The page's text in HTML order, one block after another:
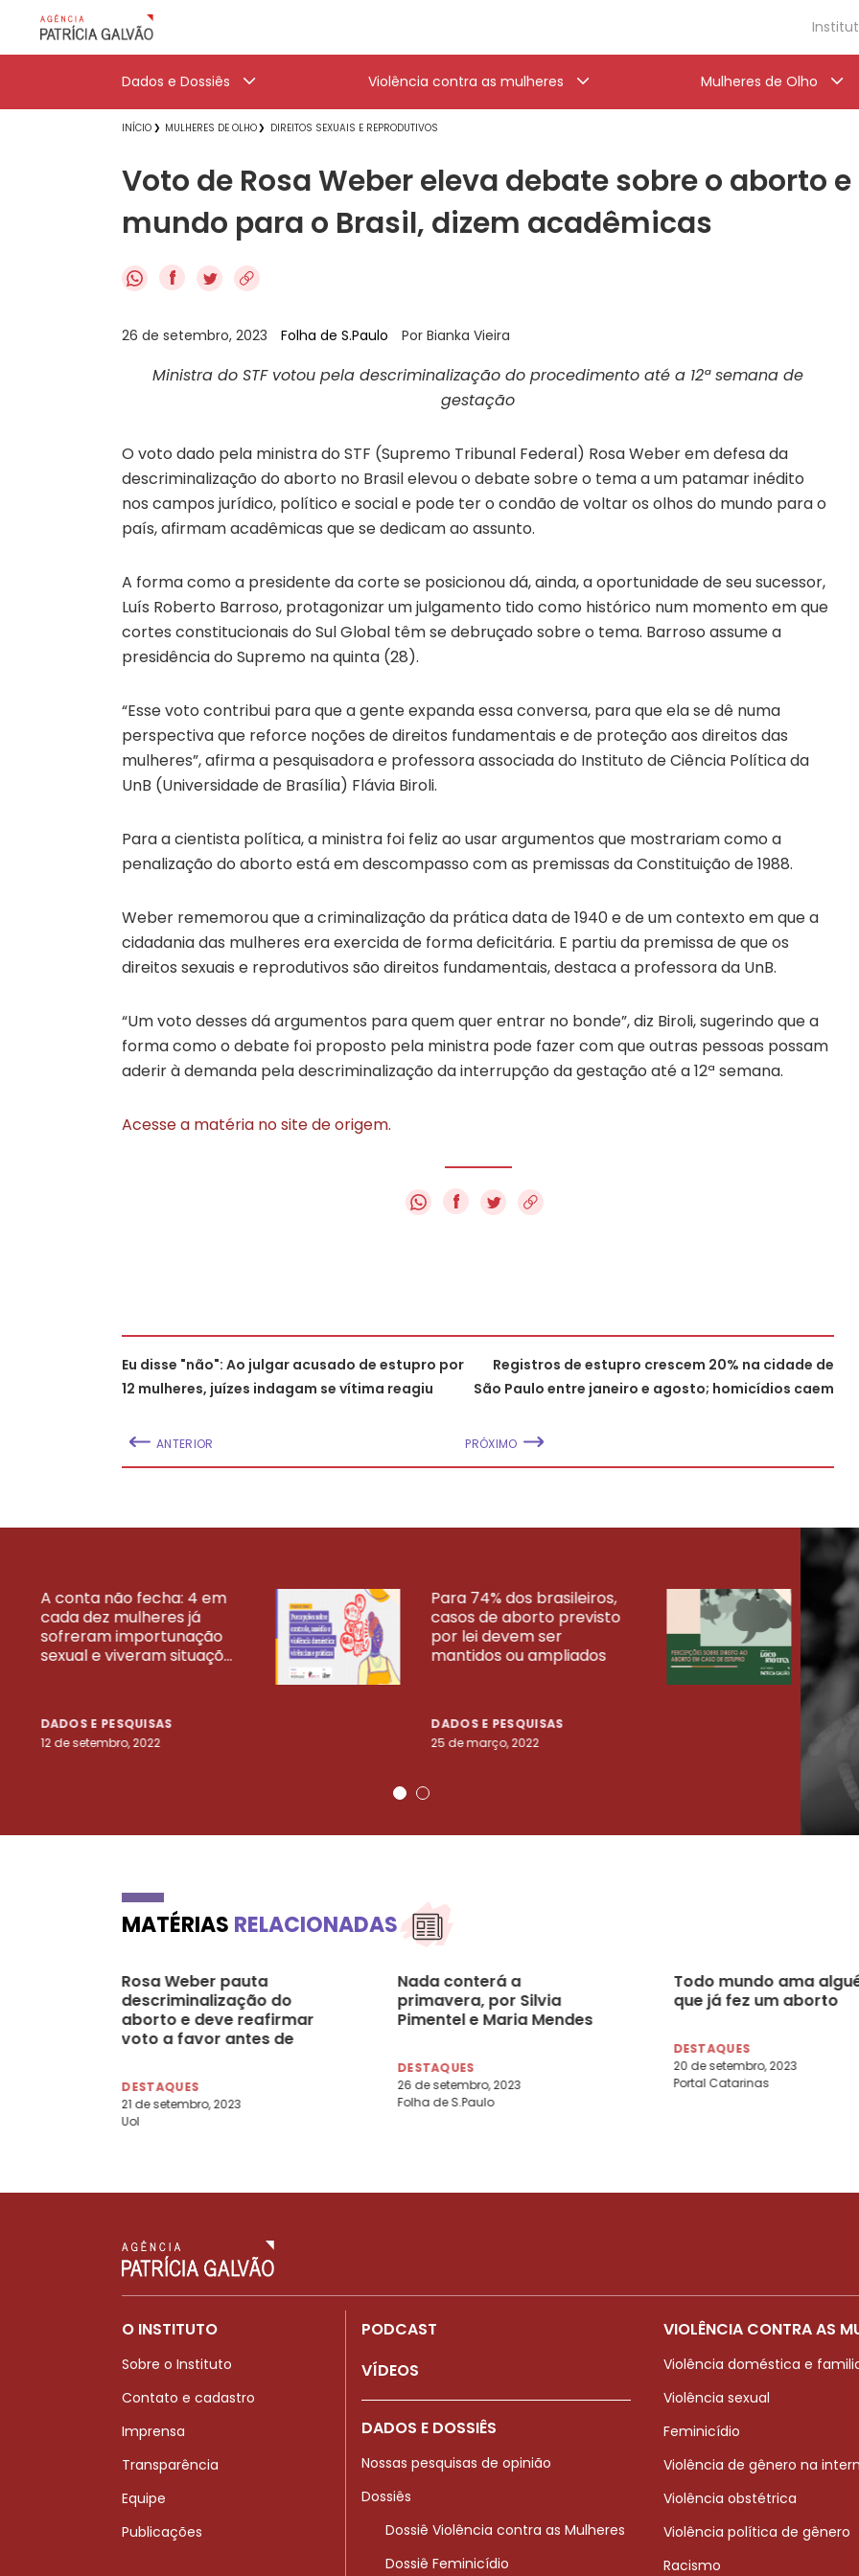
Dados e Dossiês Violência contra as mulheres Mulheres de Olho
INÍCIO MULHERES DE OLHO DIREITOS SEXUAIS E REPRODUTIVOS
Voto de Rosa Weber eleva debate sobre o aborto
mundo para o Brasil, dizem acadêmicas
f
26 de setembro, 2023 Folha de S.Paulo Por Bianka Vieira
Ministra do STF votou pela descriminalização do procedimento até a 12ª semana de
gestação
O voto dado pela ministra do STF (Supremo Tribunal Federal) Rosa Weber em defesa da
descriminalização do aborto no Brasil elevou o debate sobre o tema a um patamar inédito
nos campos jurídico, político e social e pode ter o condão de voltar os olhos do mundo para o
país, afirmam acadêmicas que se dedicam ao assunto.
A forma como a presidente da corte se posicionou dá, ainda, a oportunidade de seu sucessor,
Luís Roberto Barroso, protagonizar um julgamento tido como histórico num momento em que
cortes constitucionais do Sul Global têm se debruçado sobre o tema. Barroso assume a
presidência do Supremo na quinta (28).
“Esse voto contribui para que a gente expanda essa conversa, para que ela se dê numa
perspectiva que reforce noções de direitos fundamentais e de proteção aos direitos das
mulheres”, afirma a pesquisadora e professora associada do Instituto de Ciência Política da
UnB (Universidade de Brasília) Flávia Biroli.
Para a cientista política, a ministra foi feliz ao usar argumentos que mostrariam como a
penalização do aborto está em descompasso com as premissas da Constituição de 1988.
Weber rememorou que a criminalização da prática data de 1940 e de um contexto em que a
cidadania das mulheres era exercida de forma deficitária. E partiu da premissa de que os
direitos sexuais e reprodutivos são direitos fundamentais, destaca a professora da UnB.
“Um voto desses dá argumentos para quem quer entrar no bonde”, diz Biroli, sugerindo que a
forma como o debate foi proposto pela ministra pode fazer com que outras pessoas possam
aderir à demanda pela descriminalização da interrupção da gestação até a 12ª semana.
Acesse a matéria no site de origem.
f
Eu disse "não": Ao julgar acusado de estupro por
12 mulheres, juízes indagam se vítima reagiu
ANTERIOR
Registros de estupro crescem 20% na cidade de
São Paulo entre janeiro e agosto; homicídios caem
PRÓXIMO
A conta não fecha: 4 em
cada dez mulheres já
sofreram importunação
sexual e viveram situaçõ...
DADOS E PESQUISAS
12 de setembro, 2022
Para 74% dos brasileiros,
casos de aborto previsto
por lei devem ser
mantidos ou ampliados
DADOS E PESQUISAS
25 de março, 2022
23
VEJA MAIS PESQUISAS
MATÉRIAS RELACIONADAS
Rosa Weber pauta
descriminalização do
aborto e deve reafirmar
voto a favor antes de
DESTAQUES
21 de setembro, 2023
Uol
Nada conterá a
primavera, por ​Silvia
Pimentel e Maria Mendes
DESTAQUES
26 de setembro, 2023
Folha de S.Paulo
Todo mundo ama
que já fez um aborto
DESTAQUES
20 de setembro, 2023
Portal Catarinas
O INSTITUTO
Sobre o Instituto
Contato e cadastro
Imprensa
Transparência
Equipe
Publicações
PODCAST
VÍDEOS
DADOS E DOSSIÊS
Nossas pesquisas de opinião
Dossiês
Dossiê Violência contra as Mulheres
Dossiê Feminicídio
VIOLÊNCIA CONTRA AS
Violência doméstica e
Violência sexual
Feminicídio
Violência de gênero na
Violência obstétrica
Violência política de gênero
Racismo